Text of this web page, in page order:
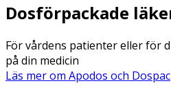
Dosförpackade
För vårdens patienter eller för
på din medicin
Läs mer om Apodos och Dospac